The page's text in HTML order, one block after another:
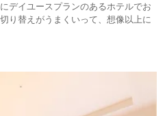
デイユースプランのあるホテルでお
り替えがうまくいって、想像以上に